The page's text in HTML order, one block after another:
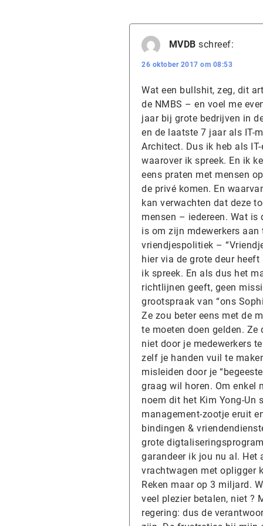
MVDB schreef:
26 oktober 2017 om 08:53
Wat een bullshit, zeg, dit
de NMBS – en voel me
jaar bij grote bedrijven in
en de laatste 7 jaar als IT-
Architect. Dus ik heb als
waarover ik spreek. En ik
eens praten met mensen
de privé komen. En
kan verwachten dat deze
mensen – iedereen. Wat
is om zijn mdewerkers
vriendjespolitiek –
hier via de grote deur
ik spreek. En als dus het
richtlijnen geeft, geen
grootspraak van “ons
Ze zou beter eens met de
te moeten doen gelden. Ze
niet door je medewerkers
zelf je handen vuil te
misleiden door je
graag wil horen. Om enkel
noem dit het Kim Yong-Un
management-zootje eruit
bindingen &
grote
garandeer ik jou nu al. Het
vrachtwagen met opligger
Reken maar op 3 miljard.
veel plezier betalen, niet ?
regering: dus de